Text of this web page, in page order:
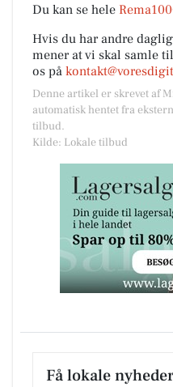
Du kan se hele
Hvis du har andre
mener at vi skal samle
os på
Denne artikel er skrevet af
automatisk hentet fra
tilbud.
Kilde: Lokale tilbud
Få lokale